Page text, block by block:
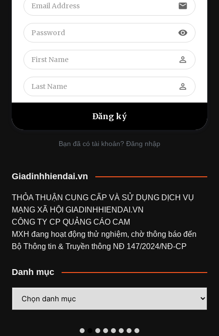
email
visibility
perm_identity
perm_identity
Bạn đã có tài khoản? Đăng nhập
Giadinhhiendai.vn
THỎA THUẬN CUNG CẤP VÀ SỬ DỤNG DỊCH VỤ
MẠNG XÃ HỘI GIADINHHIENDAI.VN
CÔNG TY CP QUẢNG CÁO CAM
MXH đang hoạt động thử nghiệm, chờ thông báo đến
Bộ Thông tin & Truyền thông NĐ 147/2024/NĐ-CP
Danh mục
mục